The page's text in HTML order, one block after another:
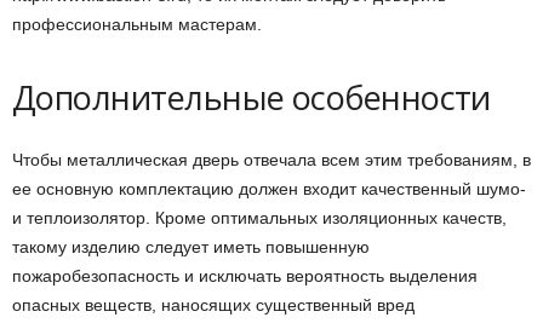
профессиональным мастерам.
Дополнительные особенности
Чтобы металлическая дверь отвечала всем этим требованиям, в
ее основную комплектацию должен входит качественный шумо-
и теплоизолятор. Кроме оптимальных изоляционных качеств,
такому изделию следует иметь повышенную
пожаробезопасность и исключать вероятность выделения
опасных веществ, наносящих существенный вред